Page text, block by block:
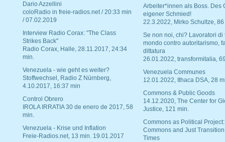
Dario Azzellini
coloRadio in freie-radios.net / 20:33 min
/ 07.02.2019
Interview Radio Corax: "The Class
Strikes Back"
Radio Corax, Halle, 28.11.2017, 24:34
min.
Venezuela - wie geht es weiter?
Stoffwechsel, Radio Z Nürnberg,
4.10.2017, 16:37 min
Control Obrero
IROLA IRRATIA 30 de enero de 2017, 58
min.
Venezuela - Krise und Inflation
Freie-Radios.net, 13 min. 19.01.2017
Arbeiter*innen als Boss. Des
eigener Schmied!
22.3.2022, Mirko Schultze, 86
Se non noi, chi? Lavoratori di
mondo contro autoritarismo,
dittatura
26.01.2022, transformitalia,
Venezuela Communes
12.01.2022, Ithaca DSA, 28
Commons & Public Goods
14.12.2020, The Center for
Justice, 121 min.
Commons as Political Project:
Commons and Just
Times